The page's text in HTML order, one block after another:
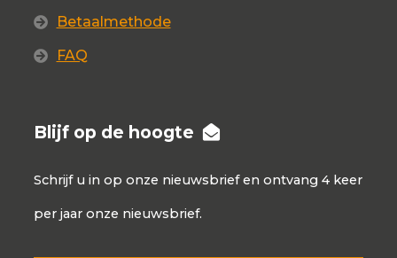
Betaalmethode
FAQ
Blijf op de hoogte
Schrijf u in op onze nieuwsbrief en ontvang 4 keer
per jaar onze nieuwsbrief.